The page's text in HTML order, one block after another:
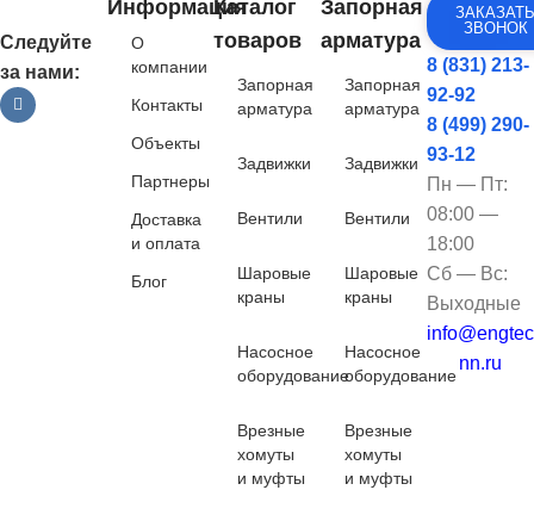
Следуйте
за нами:
Информация
О
компании
Контакты
Объекты
Партнеры
Доставка
и оплата
Блог
Каталог
товаров
Запорная
арматура
Задвижки
Вентили
Шаровые
краны
Насосное
оборудование
Врезные
хомуты
и муфты
Запорная
арматура
Запорная
арматура
Задвижки
Вентили
Шаровые
краны
Насосное
оборудование
Врезные
хомуты
и муфты
ЗВОНОК
8 (831) 213-
92-92
8 (499) 290-
93-12
Пн — Пт:
08:00 —
18:00
Сб — Вс:
Выходные
nn.ru